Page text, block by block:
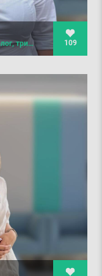
109
Врач-дерматовенеролог, детский дерматолог, трихолог, косметолог